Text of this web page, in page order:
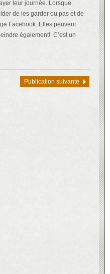
leur journée. Lorsque
de les garder ou pas et de
Facebook. Elles peuvent
également! C’est un
Publication suivante